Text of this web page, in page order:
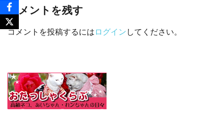
コメントを残す
コメントを投稿するには ログイン してください。